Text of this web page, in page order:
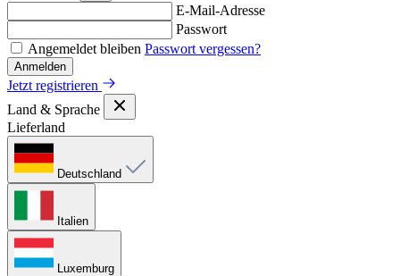
E-Mail-Adresse
Passwort
Angemeldet bleiben Passwort vergessen?
Anmelden
Jetzt registrieren
Land & Sprache
Lieferland
Deutschland
Italien
Luxemburg